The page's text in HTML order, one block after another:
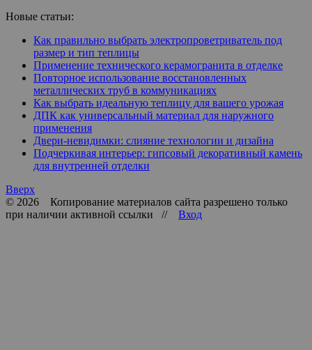
Новые статьи:
Как правильно выбрать электропроветриватель под
размер и тип теплицы
Применение технического керамогранита в отделке
Повторное использование восстановленных
металлических труб в коммуникациях
Как выбрать идеальную теплицу для вашего урожая
ДПК как универсальный материал для наружного
применения
Двери-невидимки: слияние технологии и дизайна
Подчеркивая интерьер: гипсовый декоративный камень
для внутренней отделки
Вверх
© 2026 Копирование материалов сайта разрешено только
при наличии активной ссылки // Вход